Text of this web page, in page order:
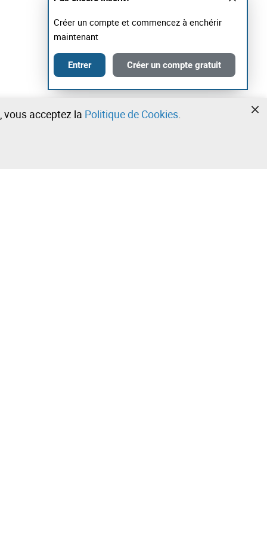
Créer un compte et commencez à enchérir
maintenant
Entrer Créer un compte gratuit
vous acceptez la Politique de Cookies.